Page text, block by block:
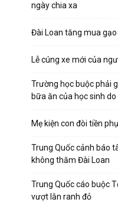
ngày chia xa
Đài Loan tăng mua gạo
Lễ cúng xe mới của
Trường học buộc phải
bữa ăn của học sinh
Mẹ kiện con đòi tiền
Trung Quốc cảnh báo
không thăm Đài Loan
Trung Quốc cáo buộc
vượt lằn ranh đỏ